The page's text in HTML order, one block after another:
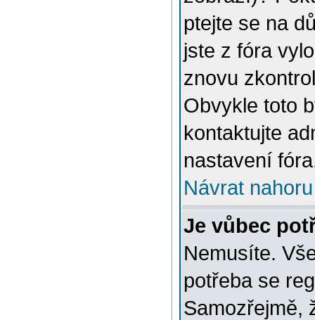
ptejte se na
jste z fóra
znovu
Obvykle toto
kontaktujte
nastavení
Návrat nahoru
Je vůbec
Nemusíte.
potřeba se
Samozřejmě,